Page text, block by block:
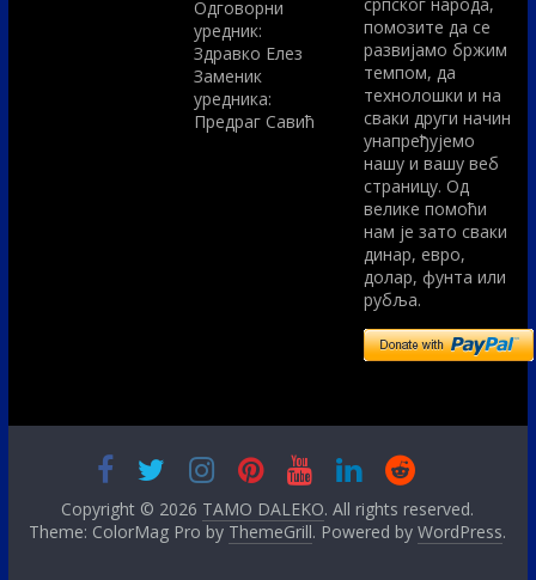
Одговорни
уредник:
Здравко Елез
Заменик
уредника:
Предраг Савић
помозите да се
развијамо бржим
темпом, да
технолошки и на
сваки други начин
унапређујемо
нашу и вашу веб
страницу. Од
велике помоћи
нам је зато сваки
динар, евро,
долар, фунта или
рубља.
Copyright © 2026 TAMO DALEKO. All rights reserved.
Theme: ColorMag Pro by ThemeGrill. Powered byWordPress.